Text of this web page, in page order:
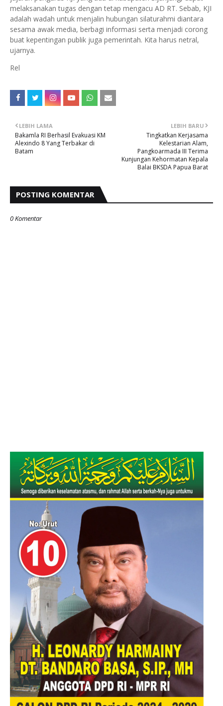
melaksanakan tugas dengan tetap mengacu AD RT. Sebab, KJI
adalah wadah untuk menjalin hubungan silaturahmi diantara
sesama awak media, berbagi informasi serta menjadi corong
buat kepentingan publik juga pemerintah. Kita harus netral,
ujarnya.
Rel
LEBIH BARU
Tingkatkan Kerjasama
Kelestarian Alam,
Pangkoarmada III Terima
Kunjungan Kehormatan Kepala
Balai BKSDA Papua Barat
LEBIH LAMA
Bakamla RI Berhasil Evakuasi KM
Alexindo 8 Yang Terbakar di
Batam
POSTING KOMENTAR
0 Komentar